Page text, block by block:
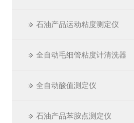
石油产品运动粘度测定仪
全自动毛细管粘度计清洗器
全自动酸值测定仪
石油产品苯胺点测定仪